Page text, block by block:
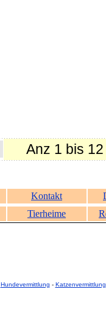
Anz 1 bis
Kontakt
Tierheime
Hundevermittlung - Katzenvermittlung